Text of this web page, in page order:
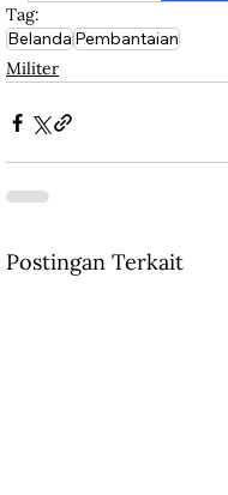
Tag:
BelandaPembantaian
Militer
Postingan Terkait